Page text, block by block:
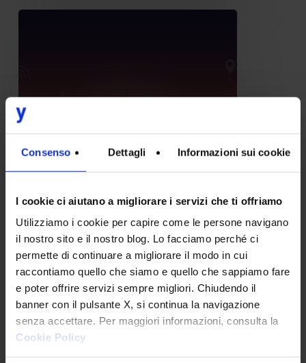
Consenso Dettagli Informazioni sui cookie
I cookie ci aiutano a migliorare i servizi che ti offriamo
Utilizziamo i cookie per capire come le persone navigano
il nostro sito e il nostro blog. Lo facciamo perché ci
permette di continuare a migliorare il modo in cui
raccontiamo quello che siamo e quello che sappiamo fare
e poter offrire servizi sempre migliori. Chiudendo il
banner con il pulsante X, si continua la navigazione
senza accettare. Per maggiori informazioni, consulta la
Cookie Policy
e
Ecco
perché
iniziare
da
un
PoC
IT
Implementare Fast Data,
come e quando? Ecco perché
iniziare da un PoC
Oggi l’abilità di un’azienda di
digitalizzarsi velocemente e di
sviluppare servizi utili a